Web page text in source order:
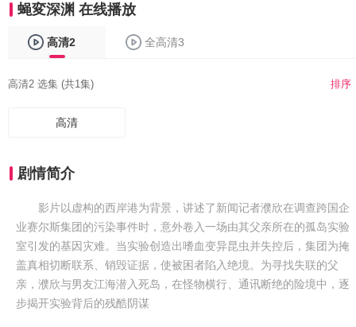
蝇変深渊 在线播放
高清2 全高清3
高清2 选集 (共1集) 排序
高清
剧情简介
影片以虚构的西岸港为背景，讲述了新闻记者濮欣在调查跨国企
业赛尔斯集团的污染事件时，意外卷入一场由其父亲所在的孤岛实验
室引发的基因灾难。当实验创造出嗜血变异昆虫并失控后，集团为掩
盖真相切断联系、销毁证据，使被困者陷入绝境。为寻找失联的父
亲，濮欣与男友江海潜入死岛，在怪物横行、通讯断绝的险境中，逐
步揭开实验背后的残酷阴谋